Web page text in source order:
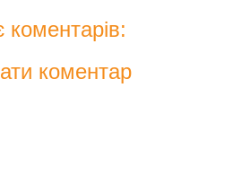
коментар